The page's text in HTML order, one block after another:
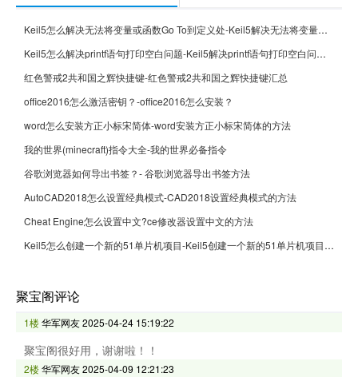
Keil5怎么解决无法将变量或函数Go To到定义处-Keil5解决无法将变量或函数Go To到定义处的方法
Keil5怎么解决printf语句打印空白问题-Keil5解决printf语句打印空白问题的方法
红色警戒2共和国之辉快捷键-红色警戒2共和国之辉快捷键汇总
office2016怎么激活密钥？-office2016怎么安装？
word怎么安装方正小标宋简体-word安装方正小标宋简体的方法
我的世界(minecraft)指令大全-我的世界必备指令
谷歌浏览器如何导出书签？- 谷歌浏览器导出书签方法
AutoCAD2018怎么设置经典模式-CAD2018设置经典模式的方法
Cheat Engine怎么设置中文?ce修改器设置中文的方法
Keil5怎么创建一个新的51单片机项目-Keil5创建一个新的51单片机项目的方法
聚宝阁评论
1楼华军网友2025-04-24 15:19:22
聚宝阁很好用，谢谢啦！！
2楼华军网友2025-04-09 12:21:23